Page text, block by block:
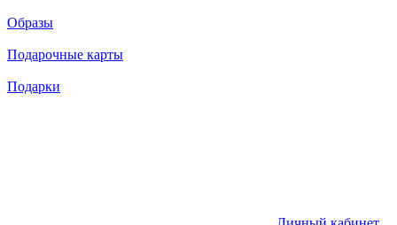
Образы
Подарочные карты
Подарки